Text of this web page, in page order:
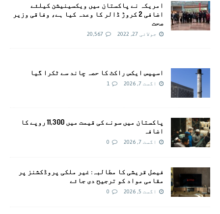
امريکہ نے پاکستان میں ویکسینیشن کیلئے
اضافی 2 کروڑ ڈالر کا وعدہ کیا ہے، وفاقی وزیر
صحت
جولائی 27, 2022 20,567
اسپیس ایکس راکٹ کا حصہ چاند سے ٹکرا گیا
اگست 7, 2026 1
پاکستان میں سونے کی قیمت میں 11,300 روپے کا
اضافہ
اگست 7, 2026 0
فیصل قریشی کا مطالبہ: غیر ملکی پروڈکشنز پر
مقامی مواد کو ترجیح دی جائے
اگست 5, 2026 0